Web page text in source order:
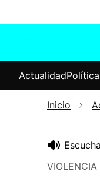
Internacional
ActualidadPolítica
Inicio
VIOLENCIA